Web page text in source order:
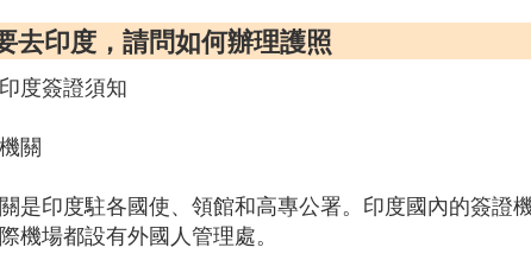
印度，請問如何辦理護照
度簽證須知
關
是印度駐各國使、領館和高專公署。印度國內的簽證
機場都設有外國人管理處。